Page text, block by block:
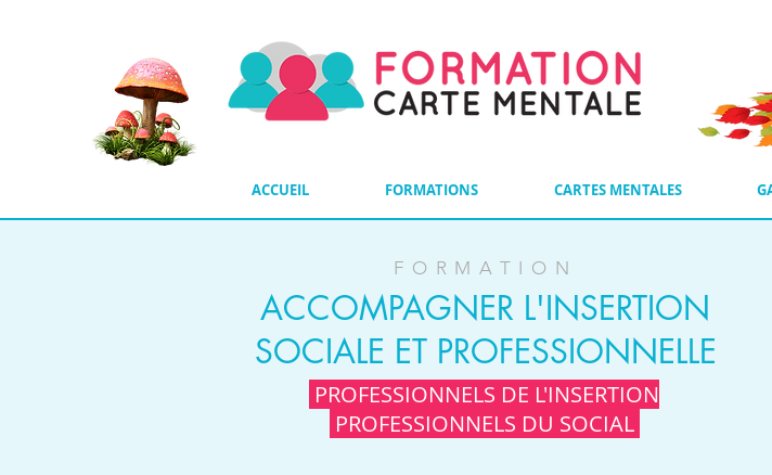
ACCUEIL FORMATIONS CARTES MENTALES
FORMATION
ACCOMPAGNER L'INSERTION
SOCIALE ET PROFESSIONNELLE
PROFESSIONNELS DE L'INSERTION
PROFESSIONNELS DU SOCIAL